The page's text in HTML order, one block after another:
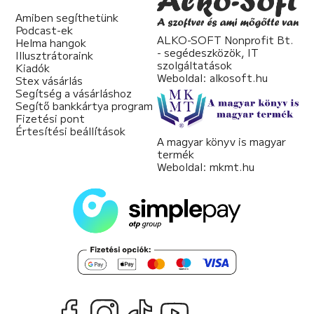
Amiben segíthetünk
Podcast-ek
Helma hangok
Illusztrátoraink
Kiadók
Stex vásárlás
Segítség a vásárláshoz
Segítő bankkártya program
Fizetési pont
Értesítési beállítások
ALKO-SOFT Nonprofit Bt.
- segédeszközök, IT
szolgáltatások
Weboldal: alkosoft.hu
A magyar könyv is magyar
termék
Weboldal: mkmt.hu